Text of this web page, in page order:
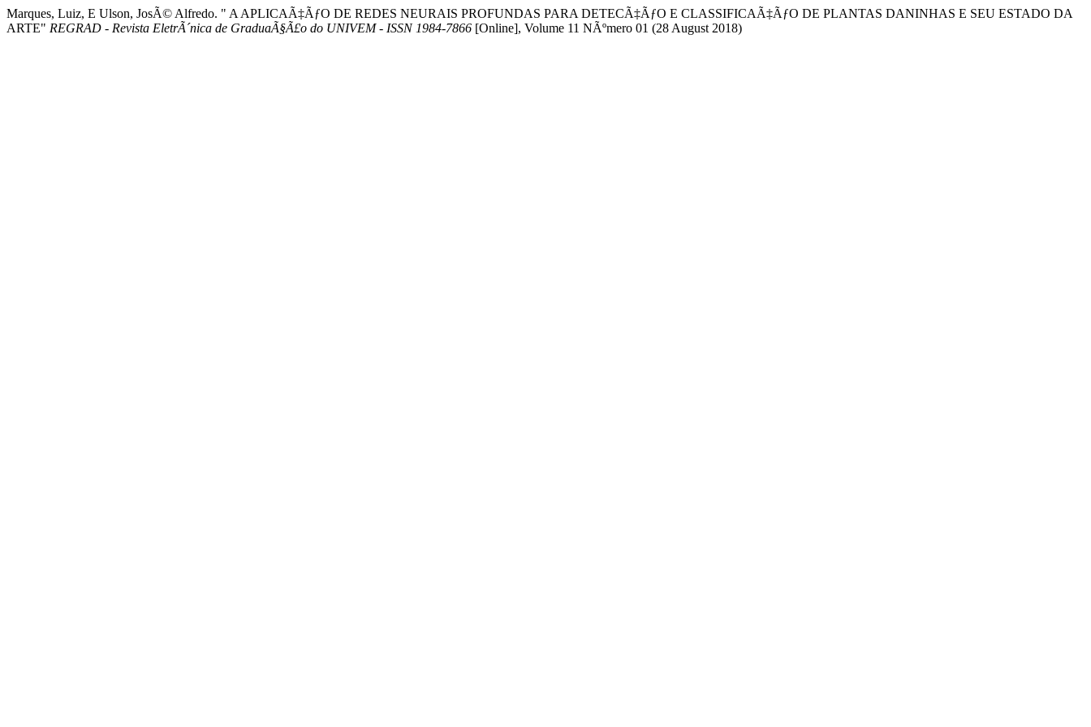
Marques, Luiz, E Ulson, JosÃ© Alfredo. " A APLICAÃ‡ÃƒO DE REDES NEURAIS PROFUNDAS PARA DETECÃ‡ÃƒO E CLASSIFICAÃ‡ÃƒO DE PLANTAS DANINHAS E SEU ESTADO DA
ARTE" REGRAD - Revista EletrÃ´nica de GraduaÃ§Ã£o do UNIVEM - ISSN 1984-7866 [Online], Volume 11 NÃºmero 01 (28 August 2018)